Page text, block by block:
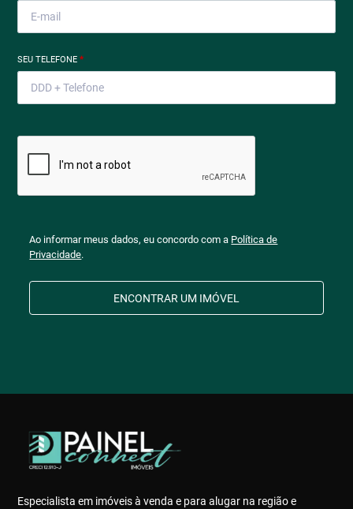
SEU TELEFONE*
Ao informar meus dados, eu concordo com a Política de
Privacidade.
ENCONTRAR UM IMÓVEL
Especialista em imóveis à venda e para alugar na região e